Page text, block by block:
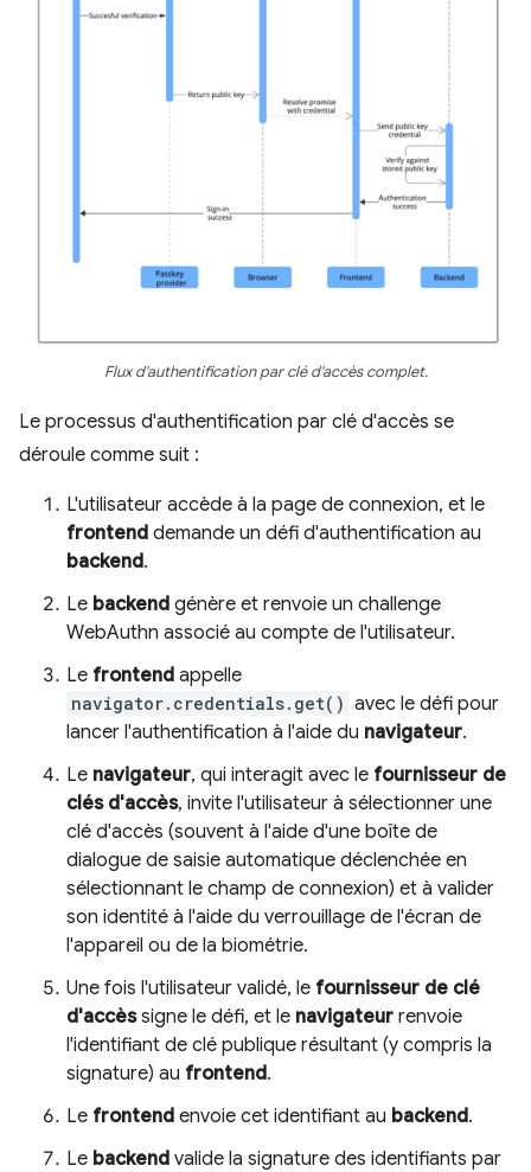
Flux d'authentification par clé d'accès complet.
Le processus d'authentification par clé d'accès se
déroule comme suit :
L'utilisateur accède à la page de connexion, et le
frontend demande un défi d'authentification au
backend.
Le backend génère et renvoie un challenge
WebAuthn associé au compte de l'utilisateur.
Le frontend appelle
navigator.credentials.get() avec le défi pour
lancer l'authentification à l'aide du navigateur.
Le navigateur, qui interagit avec le fournisseur de
clés d'accès, invite l'utilisateur à sélectionner une
clé d'accès (souvent à l'aide d'une boîte de
dialogue de saisie automatique déclenchée en
sélectionnant le champ de connexion) et à valider
son identité à l'aide du verrouillage de l'écran de
l'appareil ou de la biométrie.
Une fois l'utilisateur validé, le fournisseur de clé
d'accèssigne le défi, et le navigateur renvoie
l'identifiant de clé publique résultant (y compris la
signature) au frontend.
Le frontend envoie cet identifiant au backend.
Le backend valide la signature des identifiants par